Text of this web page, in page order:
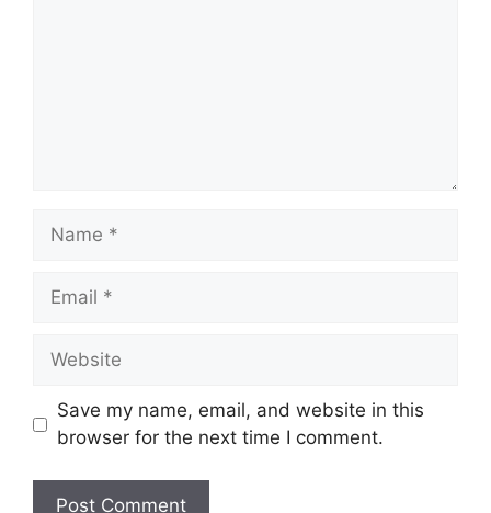
Name
Email
Website
Save my name, email, and website in this
browser for the next time I comment.